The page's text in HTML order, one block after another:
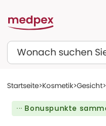
Suchen
Startseite Kosmetik Gesicht
··· Bonuspunkte